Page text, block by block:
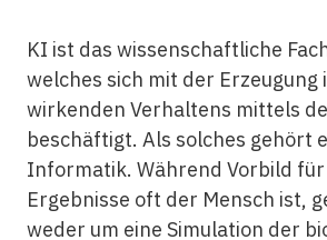
KI ist das wissenschaftliche
welches sich mit der
wirkenden Verhaltens mittels
beschäftigt. Als solches gehört
Informatik. Während Vorbild
Ergebnisse oft der Mensch ist,
weder um eine Simulation der